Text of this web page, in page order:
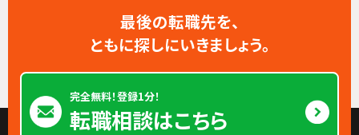
最後の転職先を、
ともに探しにいきましょう。
完全無料！登録1分！
転職相談はこちら